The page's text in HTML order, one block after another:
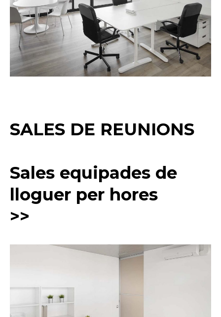
SALES DE REUNIONS
Sales equipades de
lloguer per hores
>>